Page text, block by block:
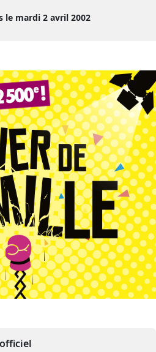
le mardi 2 avril 2002